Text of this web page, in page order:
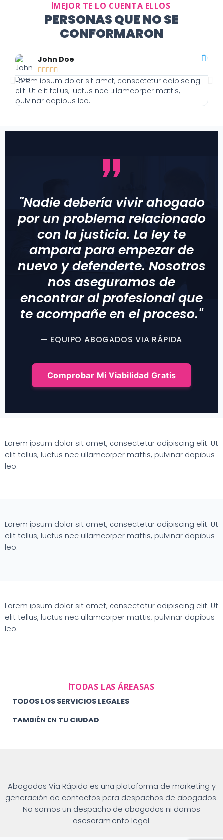
MEJOR TE LO CUENTA ELLOS
PERSONAS QUE NO SE
CONFORMARON
John Doe
    
Lorem ipsum dolor sit amet, consectetur adipiscing
elit. Ut elit tellus, luctus nec ullamcorper mattis,
pulvinar dapibus leo.
"Nadie debería vivir ahogado
por un problema relacionado
con la justicia. La ley te
ampara para empezar de
nuevo y defenderte. Nosotros
nos aseguramos de
encontrar al profesional que
te acompañe en el proceso."
— EQUIPO ABOGADOS VIA RÁPIDA
Comprobar Mi Viabilidad Gratis
Lorem ipsum dolor sit amet, consectetur adipiscing elit. Ut
elit tellus, luctus nec ullamcorper mattis, pulvinar dapibus
leo.
Lorem ipsum dolor sit amet, consectetur adipiscing elit. Ut
elit tellus, luctus nec ullamcorper mattis, pulvinar dapibus
leo.
Lorem ipsum dolor sit amet, consectetur adipiscing elit. Ut
elit tellus, luctus nec ullamcorper mattis, pulvinar dapibus
leo.
TODAS LAS ÁREASAS
TODOS LOS SERVICIOS LEGALES
TAMBIÉN EN TU CIUDAD
Abogados Via Rápida es una plataforma de marketing y
generación de contactos para despachos de abogados.
No somos un despacho de abogados ni damos
asesoramiento legal.